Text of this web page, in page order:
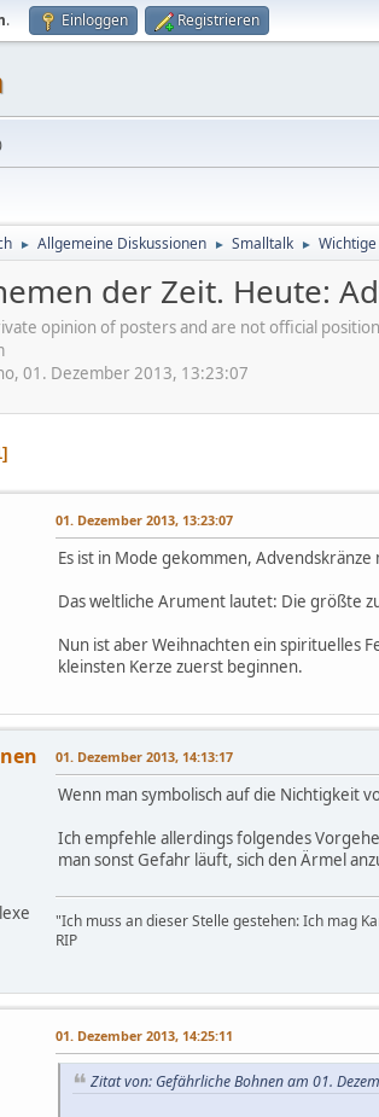
. Einloggen Registrieren
► Allgemeine Diskussionen ► Smalltalk ►
der Zeit. Heute:
opinion of posters and are not official
01. Dezember 2013, 13:23:07
01. Dezember 2013, 13:23:07
Es ist in Mode gekommen,
Das weltliche Arument lautet: Die größte
Nun ist aber Weihnachten ein spirituelles
kleinsten Kerze zuerst beginnen.
01. Dezember 2013, 14:13:17
Wenn man symbolisch auf die Nichtigkeit
Ich empfehle allerdings folgendes
man sonst Gefahr läuft, sich den Ärmel
"Ich muss an dieser Stelle gestehen: Ich mag
RIP
01. Dezember 2013, 14:25:11
Zitat von: Gefährliche Bohnen am 01.